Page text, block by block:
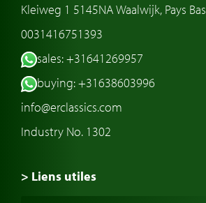
Kleiweg 1 5145NA Waalwijk, Pays Bas
0031416751393
sales: +31641269957
buying: +31638603996
info@erclassics.com
Industry No. 1302
> Liens utiles